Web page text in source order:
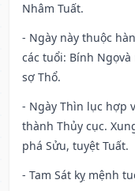
Nhâm Tuất.
- Ngày này thuộc
các tuổi: Bính
sợ Thổ.
- Ngày Thìn lục hợp
thành Thủy cục.
phá Sửu, tuyệt Tuất.
- Tam Sát kỵ mệnh